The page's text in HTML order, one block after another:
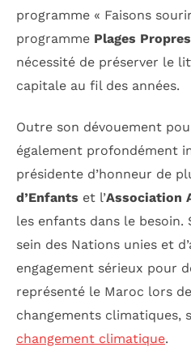
programme « Faisons
programme Plages Propres
nécessité de préserver le
capitale au fil des années.
Outre son dévouement
également profondément
présidente d’honneur de
d’Enfants et l’Association
les enfants dans le
sein des Nations unies et
engagement sérieux pour
représenté le Maroc lors
changements climatiques,
changement climatique.